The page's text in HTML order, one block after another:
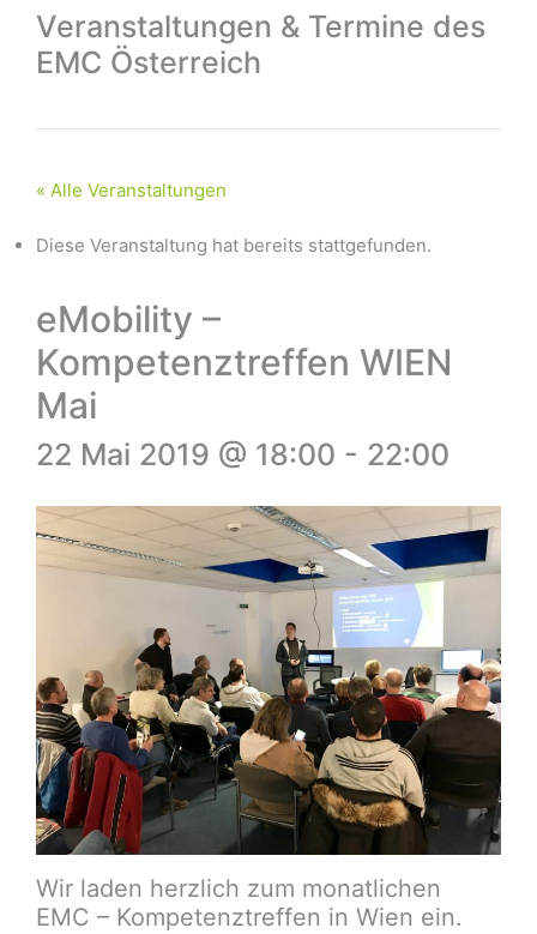
Veranstaltungen & Termine des
EMC Österreich
« Alle Veranstaltungen
Diese Veranstaltung hat bereits stattgefunden.
eMobility –
Kompetenztreffen WIEN
Mai
22 Mai 2019 @ 18:00 - 22:00
Wir laden herzlich zum monatlichen
EMC – Kompetenztreffen in Wien ein.